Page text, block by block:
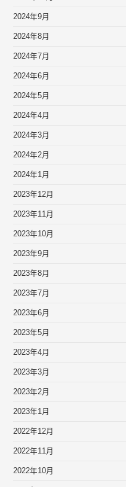
2024年9月
2024年8月
2024年7月
2024年6月
2024年5月
2024年4月
2024年3月
2024年2月
2024年1月
2023年12月
2023年11月
2023年10月
2023年9月
2023年8月
2023年7月
2023年6月
2023年5月
2023年4月
2023年3月
2023年2月
2023年1月
2022年12月
2022年11月
2022年10月